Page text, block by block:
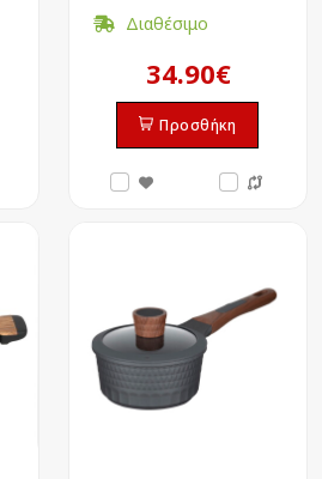
Διαθέσιμο
34.90€
Προσθήκη